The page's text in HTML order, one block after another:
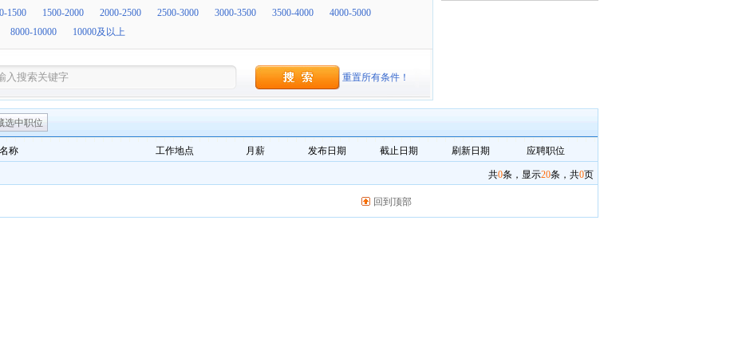
1500 1500-2000 2000-2500 2500-3000 3000-3500 3500-4000
4000-5000
8000-10000 10000及以上
重置所有条件！
选中职位
称 工作地点 月薪 发布日期 截止日期 刷新日期 应聘职位
共0条，显示20条，共0页
回到顶部